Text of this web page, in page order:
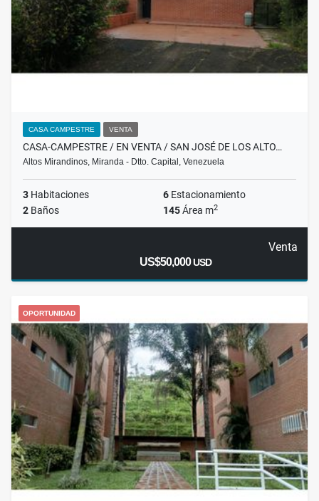
CASA CAMPESTRE VENTA
CASA-CAMPESTRE / EN VENTA / SAN JOSÉ DE LOS ALTO…
Altos Mirandinos, Miranda - Dtto. Capital, Venezuela
3 Habitaciones 6 Estacionamiento
2 Baños 145Área m2
Venta
US$50,000USD
OPORTUNIDAD